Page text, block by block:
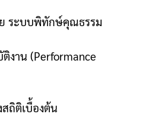
ย ระบบพิทักษ์คุณธรรม
งาน (Performance
สถิติเบื้องต้น